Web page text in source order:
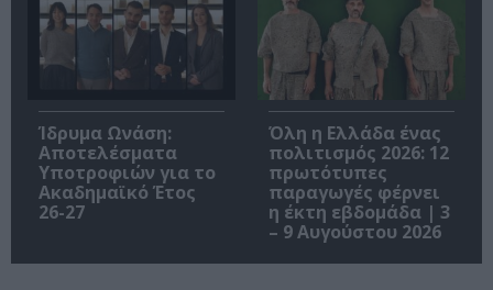
Ίδρυμα Ωνάση:
Αποτελέσματα
Υποτροφιών για το
Ακαδημαϊκό Έτος
26-27
Όλη η Ελλάδα ένας
πολιτισμός 2026: 12
πρωτότυπες
παραγωγές φέρνει
η έκτη εβδομάδα | 3
– 9 Αυγούστου 2026